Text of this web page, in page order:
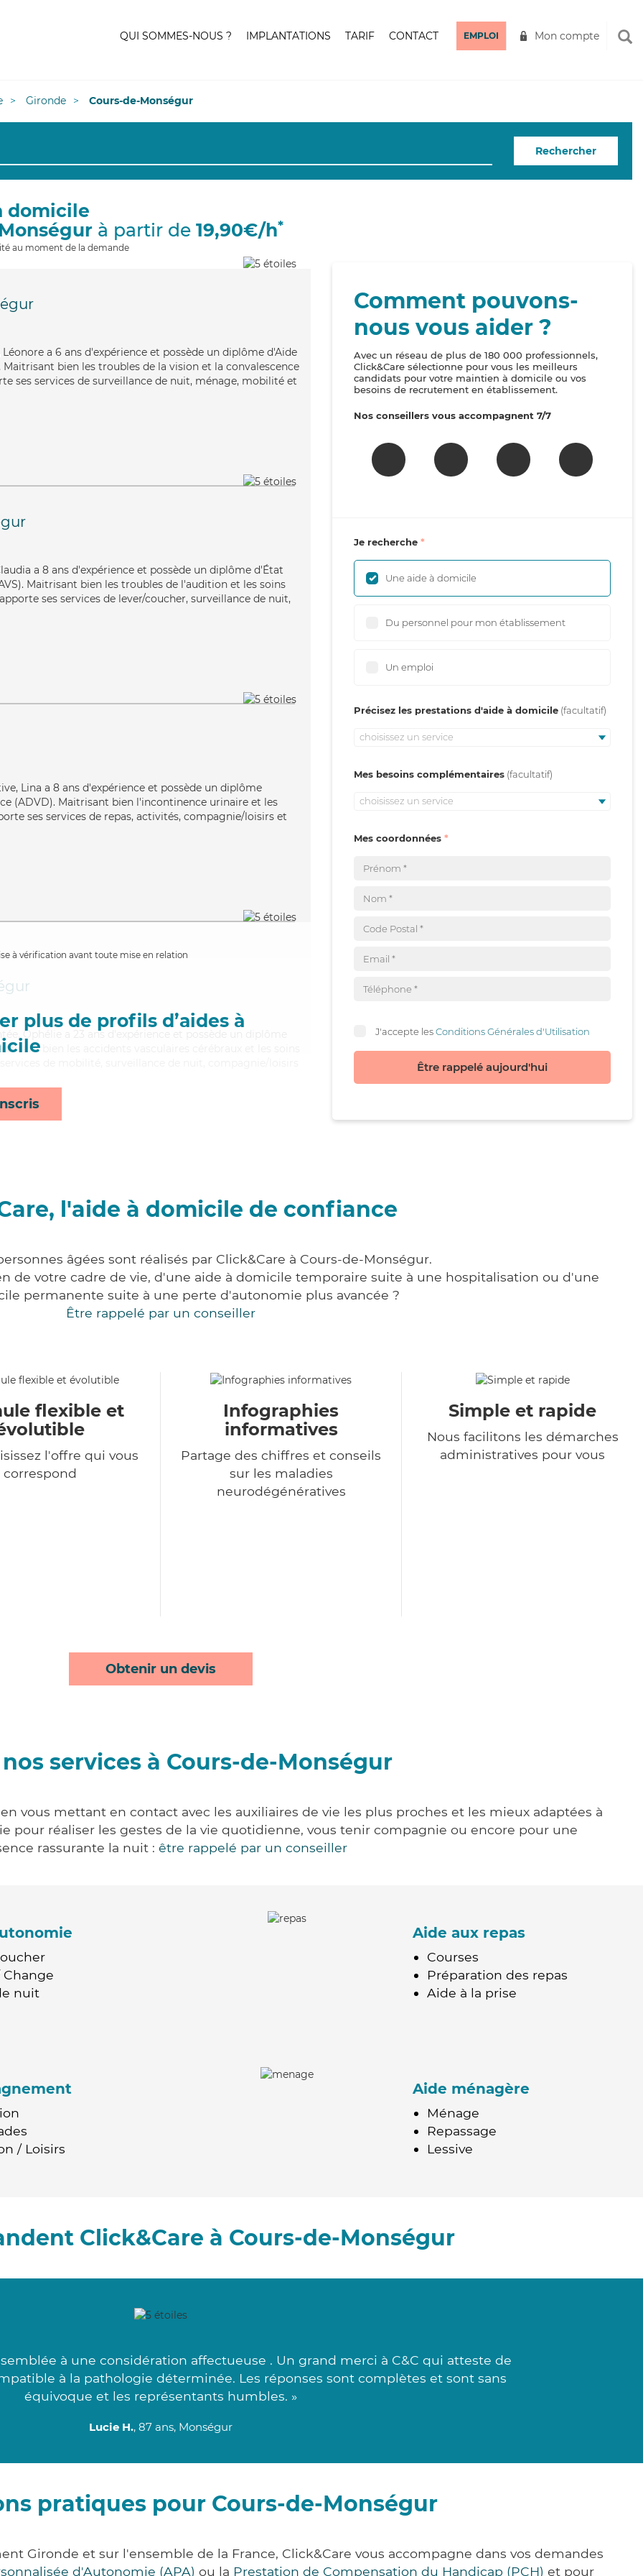
QUI SOMMES-NOUS ? IMPLANTATIONS TARIF CONTACT EMPLOI Mon compte
Gironde Cours-de-Monségur
Rechercher
domicile
à partir de 19,90€/h*
au moment de la demande
a 6 ans d'expérience et possède un diplôme d'Aide
bien les troubles de la vision et la convalescence
ses services de surveillance de nuit, ménage, mobilité et
a 8 ans d'expérience et possède un diplôme d'État
Maitrisant bien les troubles de l'audition et les soins
ses services de lever/coucher, surveillance de nuit,
Lina a 8 ans d'expérience et possède un diplôme
(ADVD). Maitrisant bien l'incontinence urinaire et les
ses services de repas, activités, compagnie/loisirs et
à vérification avant toute mise en relation
plus de profils d’aides à
Ophélie a 23 ans d'expérience et possède un diplôme
bien les accidents vasculaires cérébraux et les soins
Comment pouvons-
nous vous aider ?
Avec un réseau de plus de 180 000 professionnels,
Click&Care sélectionne pour vous les meilleurs
candidats pour votre maintien à domicile ou vos
besoins de recrutement en établissement.
Nos conseillers vous accompagnent 7/7
Je recherche
Une aide à domicile
Du personnel pour mon établissement
Un emploi
Précisez les prestations d'aide à domicile
choisissez un service
Mes besoins complémentaires
choisissez un service
Mes coordonnées
J'accepte lesConditions Générales d'Utilisation
Être rappelé aujourd'hui
l'aide à domicile de confiance
âgées sont réalisés par Click&Care à Cours-de-Monségur.
de votre cadre de vie, d'une aide à domicile temporaire suite à une hospitalisation ou d'une
permanente suite à une perte d'autonomie plus avancée ?
Être rappelé par un conseiller
flexible et
l'offre qui vous
correspond
Infographies
informatives
Partage des chiffres et conseils
sur les maladies
neurodégénératives
Simple et rapide
Nous facilitons les démarches
administratives pour vous
Obtenir un devis
services à Cours-de-Monségur
vous mettant en contact avec les auxiliaires de vie les plus proches et les mieux adaptées à
pour réaliser les gestes de la vie quotidienne, vous tenir compagnie ou encore pour une
rassurante la nuit : être rappelé par un conseiller
nuit
Aide aux repas
Courses
Préparation des repas
Aide à la prise
/ Loisirs
Aide ménagère
Ménage
Repassage
Lessive
Click&Care à Cours-de-Monségur
à une considération affectueuse . Un grand merci à C&C qui atteste de
à la pathologie déterminée. Les réponses sont complètes et sont sans
équivoque et les représentants humbles. »
Lucie H., 87 ans, Monségur
pratiques pour Cours-de-Monségur
Gironde et sur l'ensemble de la France, Click&Care vous accompagne dans vos demandes
d'Autonomie (APA) ou la Prestation de Compensation du Handicap (PCH) et pour